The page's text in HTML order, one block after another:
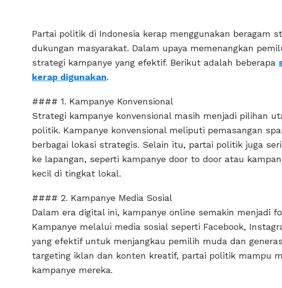
Partai politik di Indonesia kerap menggunakan beragam
dukungan masyarakat. Dalam upaya memenangkan
strategi kampanye yang efektif. Berikut adalah beberapa
kerap digunakan.
#### 1. Kampanye Konvensional
Strategi kampanye konvensional masih menjadi pilihan
politik. Kampanye konvensional meliputi pemasangan
berbagai lokasi strategis. Selain itu, partai politik juga
ke lapangan, seperti kampanye door to door atau
kecil di tingkat lokal.
#### 2. Kampanye Media Sosial
Dalam era digital ini, kampanye online semakin menjadi
Kampanye melalui media sosial seperti Facebook,
yang efektif untuk menjangkau pemilih muda dan
targeting iklan dan konten kreatif, partai politik mampu
kampanye mereka.